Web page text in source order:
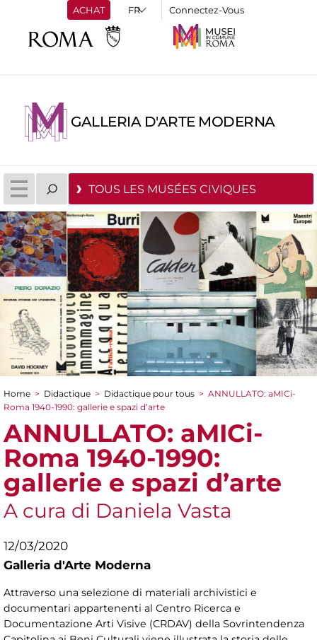
ACHAT Connectez-Vous
GALLERIA D'ARTE MODERNA
TOUS LES MUSÉES CIVIQUES
You are here
Home > Didactique > Didactique pour tous > ANNULLATO: aMICi-
Roma 1940-1990: gallerie e spazi d’arte
ANNULLATO: aMICi-
Roma 1940-1990:
gallerie e spazi d’arte
A cura di Daniela Vasta
12/03/2020
Galleria d'Arte Moderna
Attraverso una selezione di materiali archivistici e
documentari appartenenti al Centro Ricerca e
Documentazione Arti Visive (CRDAV) della Sovrintendenza